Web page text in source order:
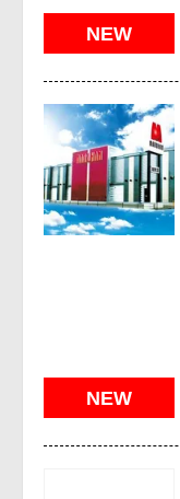
NEW
NEW